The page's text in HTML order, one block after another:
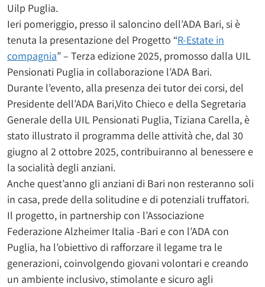
Uilp Puglia.
Ieri pomeriggio, presso il saloncino dell’ADA Bari, si è
tenuta la presentazione del Progetto “R-Estate in
compagnia” – Terza edizione 2025, promosso dalla UIL
Pensionati Puglia in collaborazione l’ADA Bari.
Durante l’evento, alla presenza dei tutor dei corsi, del
Presidente dell’ADA Bari,Vito Chieco e della Segretaria
Generale della UIL Pensionati Puglia, Tiziana Carella, è
stato illustrato il programma delle attività che, dal 30
giugno al 2 ottobre 2025, contribuiranno al benessere e
la socialità degli anziani.
Anche quest’anno gli anziani di Bari non resteranno soli
in casa, prede della solitudine e di potenziali truffatori.
Il progetto, in partnership con l’Associazione
Federazione Alzheimer Italia -Bari e con l’ADA con
Puglia, ha l’obiettivo di rafforzare il legame tra le
generazioni, coinvolgendo giovani volontari e creando
un ambiente inclusivo, stimolante e sicuro agli